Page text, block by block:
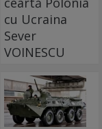
cu Ucraina
Sever
VOINESCU